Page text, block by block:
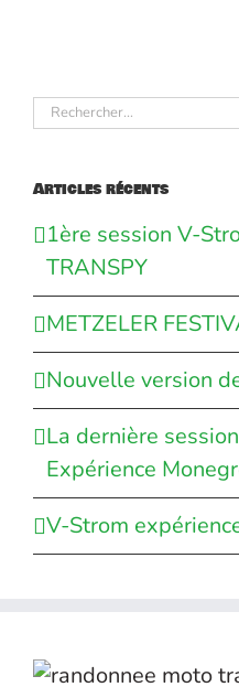
Rechercher:
Articles récents
1ère session V-
TRANSPY
METZELER
Nouvelle version
La dernière
Expérience
V-Strom